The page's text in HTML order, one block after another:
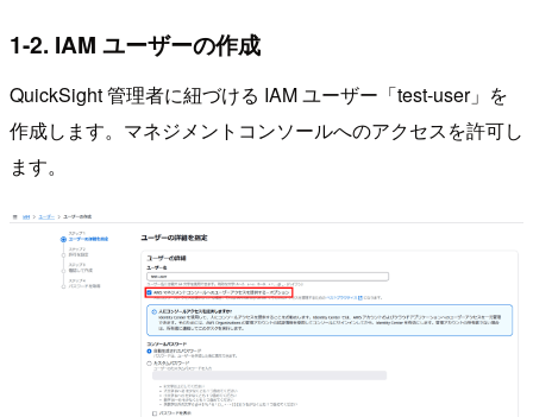
1-2. IAM ユーザーの作成
QuickSight 管理者に紐づける IAM ユーザー「test-user」を
作成します。マネジメントコンソールへのアクセスを許可し
ます。